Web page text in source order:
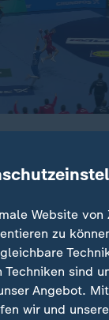
Schweiz 28:24
in
tat sich aber
der
Website von
zu
Techniken sind
Angebot.
wir und